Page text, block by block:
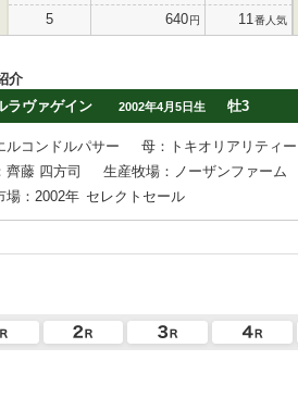
5 640円 11 番人気
介
ラヴァゲイン
2002年4月5日生 牡3
ルコンドルパサー
母：トキオリアリティー
齊藤 四方司
生産牧場：ノーザンファーム
場：2002年 セレクトセール